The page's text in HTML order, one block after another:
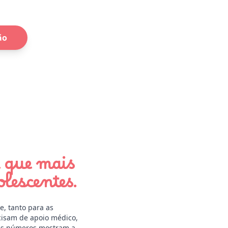
mais
tanto para as
de apoio médico,